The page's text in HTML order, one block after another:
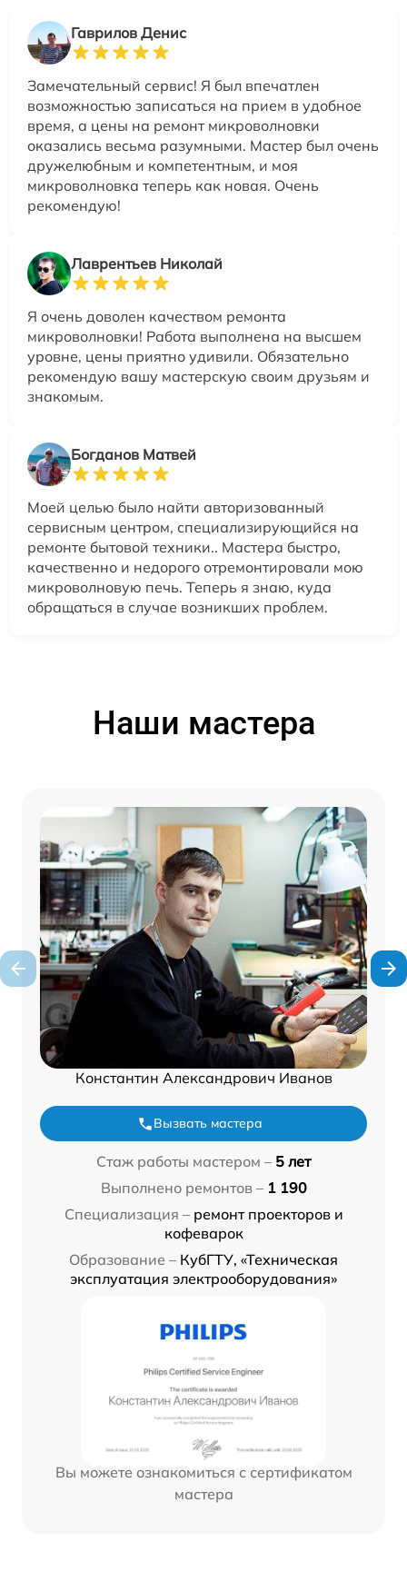
Гаврилов Денис
Замечательный сервис! Я был впечатлен
возможностью записаться на прием в удобное
время, а цены на ремонт микроволновки
оказались весьма разумными. Мастер был очень
дружелюбным и компетентным, и моя
микроволновка теперь как новая. Очень
рекомендую!
Лаврентьев Николай
Я очень доволен качеством ремонта
микроволновки! Работа выполнена на высшем
уровне, цены приятно удивили. Обязательно
рекомендую вашу мастерскую своим друзьям и
знакомым.
Богданов Матвей
Моей целью было найти авторизованный
сервисным центром, специализирующийся на
ремонте бытовой техники.. Мастера быстро,
качественно и недорого отремонтировали мою
микроволновую печь. Теперь я знаю, куда
обращаться в случае возникших проблем.
Наши мастера
Константин Александрович Иванов
Вызвать мастера
Стаж работы мастером – 5 лет
Выполнено ремонтов – 1 190
Специализация – ремонт проекторов и
кофеварок
Образование – КубГТУ, «Техническая
эксплуатация электрооборудования»
Вы можете ознакомиться с сертификатом
мастера